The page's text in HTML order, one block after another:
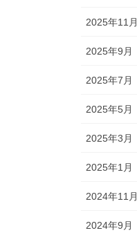
2025年11月
2025年9月
2025年7月
2025年5月
2025年3月
2025年1月
2024年11月
2024年9月